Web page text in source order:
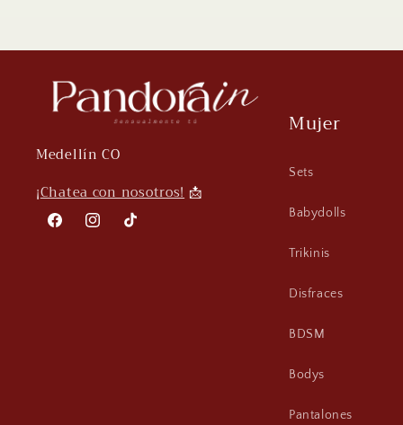
Medellín CO
¡Chatea con nosotros!📩
FacebookInstagramTikTok
Mujer
Sets
Babydolls
Trikinis
Disfraces
BDSM
Bodys
Pantalones